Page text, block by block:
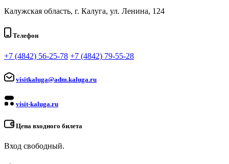
Калужская область, г. Калуга, ул. Ленина, 124
Телефон
+7 (4842) 56-25-78 +7 (4842) 79-55-28
visitkaluga@adm.kaluga.ru
visit-kaluga.ru
Цена входного билета
Вход свободный.